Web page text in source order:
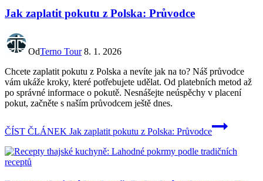
Jak zaplatit pokutu z Polska: Průvodce
OdTerno Tour 8. 1. 2026
Chcete zaplatit pokutu z Polska a nevíte jak na to? Náš průvodce
vám ukáže kroky, které potřebujete udělat. Od platebních metod až
po správné informace o pokutě. Nesnášejte neúspěchy v placení
pokut, začněte s naším průvodcem ještě dnes.
ČÍST ČLÁNEK Jak zaplatit pokutu z Polska: Průvodce